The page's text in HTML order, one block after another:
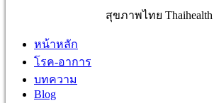
สุขภาพไทย Thaihealth
หน้าหลัก
โรค-อาการ
บทความ
Blog